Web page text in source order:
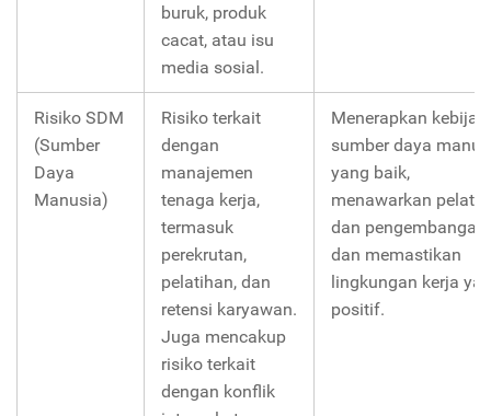
buruk, produk
cacat, atau isu
media sosial.
Risiko SDM
(Sumber
Daya
Manusia)
Risiko terkait
dengan
manajemen
tenaga kerja,
termasuk
perekrutan,
pelatihan, dan
retensi karyawan.
Juga mencakup
risiko terkait
dengan konflik
Menerapkan
sumber daya
yang baik,
menawarkan
dan pengembangan,
dan memastikan
lingkungan kerja
positif.